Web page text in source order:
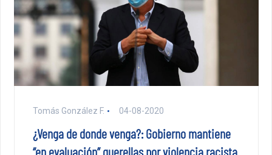
Tomás González F. 04-08-2020
¿Venga de donde venga?: Gobierno mantiene
“en evaluación” querellas por violencia racista